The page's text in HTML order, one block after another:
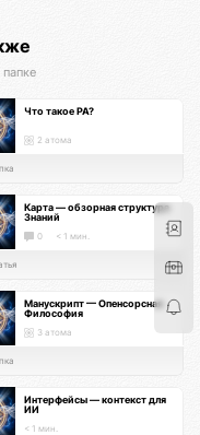
Что такое РА?
2 атома
Карта — обзорная структура
Знаний
0 < 1 мин.
Манускрипт — Опенсорсная
Философия
3 атома
Интерфейсы — контекст для
ИИ
< 1 мин.